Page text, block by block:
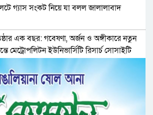
গ্যাস সংকট নিয়ে যা বলল জালালাবাদ
এক বছর: গবেষণা, অর্জন ও অঙ্গীকারে নতুন
মেট্রোপলিটন ইউনিভার্সিটি রিসার্চ সোসাইটি
পরিষদের প্রশাসক আবুল কাহের চৌধুরী জুলাই
শ্রদ্ধা নিবেদন
মহানগর ছাত্রশিবিরের মিছিল সম্পন্ন